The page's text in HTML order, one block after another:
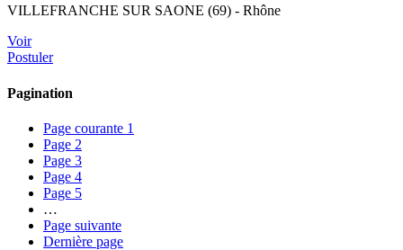
VILLEFRANCHE SUR SAONE (69) - Rhône
Voir
Postuler
Pagination
Page courante 1
Page 2
Page 3
Page 4
Page 5
…
Page suivante
Dernière page